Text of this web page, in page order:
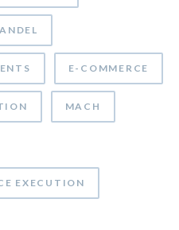
E-COMMERCE
MACH
EXECUTION